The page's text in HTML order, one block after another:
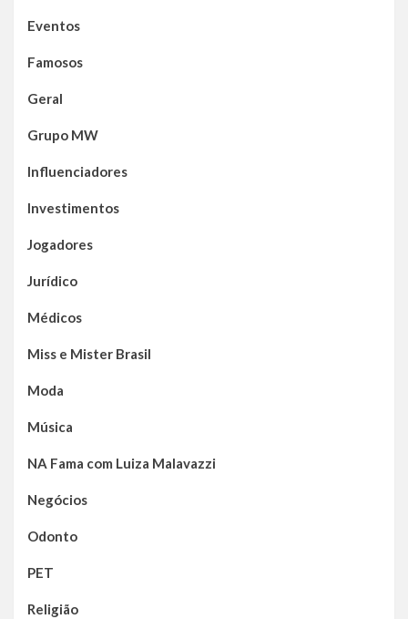
Eventos
Famosos
Geral
Grupo MW
Influenciadores
Investimentos
Jogadores
Jurídico
Médicos
Miss e Mister Brasil
Moda
Música
NA Fama com Luiza Malavazzi
Negócios
Odonto
PET
Religião